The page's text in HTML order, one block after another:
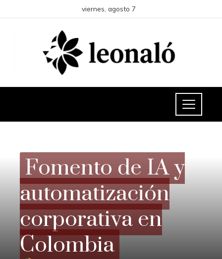
viernes, agosto 7
Fomento de IA y
automatización
corporativa en
Colombia